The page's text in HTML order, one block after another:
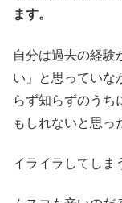
ます。
自分は過去の経験
い」と思っていな
らず知らずのうち
もしれないと思っ
イライラしてしま